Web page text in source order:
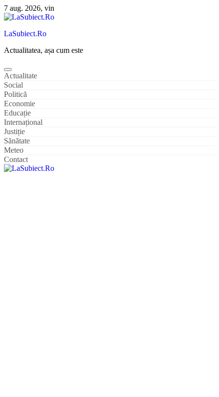
Sari
la
7 aug. 2026, vin
LaSubiect.Ro
Actualitatea, așa cum este
Actualitate
Social
Politică
Economie
Educație
Internațional
Justiție
Sănătate
Meteo
Contact